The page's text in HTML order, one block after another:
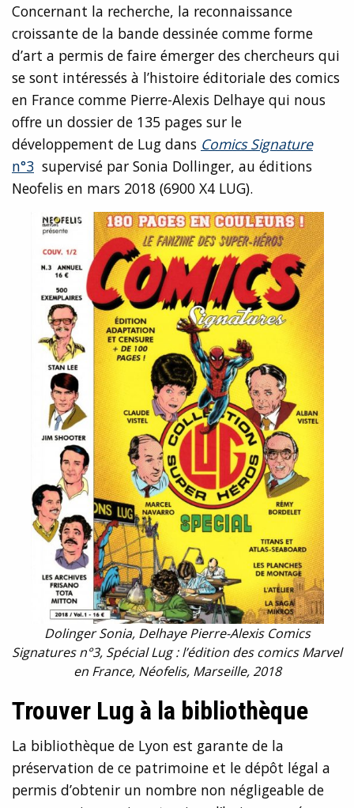
Concernant la recherche, la reconnaissance
croissante de la bande dessinée comme forme
d’art a permis de faire émerger des chercheurs qui
se sont intéressés à l’histoire éditoriale des comics
en France comme Pierre-Alexis Delhaye qui nous
offre un dossier de 135 pages sur le
développement de Lug dans Comics Signature
n°3 supervisé par Sonia Dollinger, au éditions
Neofelis en mars 2018 (6900 X4 LUG).
Dolinger Sonia, Delhaye Pierre-Alexis Comics
Signatures n°3, Spécial Lug : l’édition des comics Marvel
en France, Néofelis, Marseille, 2018
Trouver Lug à la bibliothèque
La bibliothèque de Lyon est garante de la
préservation de ce patrimoine et le dépôt légal a
permis d’obtenir un nombre non négligeable de